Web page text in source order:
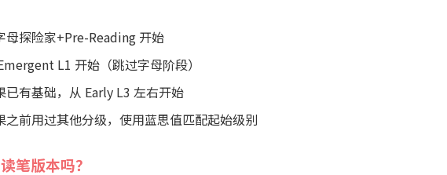
母探险家+Pre-Reading 开始
L1 开始（跳过字母阶段）
已有基础，从 Early L3 左右开始
之前用过其他分级，使用蓝思值匹配起始级别
笔版本吗？